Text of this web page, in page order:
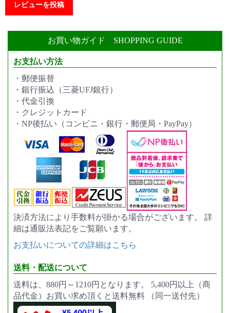
レビューを投稿
お買い物ガイド SHOPPING GUIDE
お支払い方法
・郵便振替
・銀行振込（三菱UFJ銀行）
・代金引換
・クレジットカード
・NP後払い（コンビニ・銀行・郵便局・PayPay）
決済方法により手数料が掛かる場合がございます。 詳
細は通販法表記をご覧願います。
お支払いについての詳細はこちら
送料・配送について
送料は、880円～1210円となります。 5,400円以上（商
品代金）お買い求め頂くと送料無料 （同一送付先）